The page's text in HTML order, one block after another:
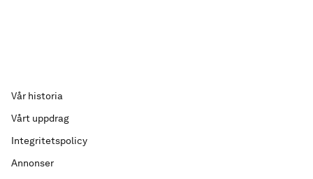
Vår historia
Vårt uppdrag
Integritetspolicy
Annonser